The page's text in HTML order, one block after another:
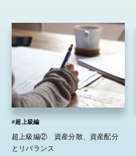
#超上級編
超上級編② 資産分散、資産配分
とリバランス